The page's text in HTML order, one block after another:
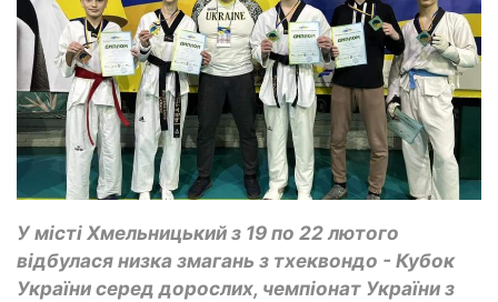
У місті Хмельницький з 19 по 22 лютого
відбулася низка змагань з тхеквондо - Кубок
України серед дорослих, чемпіонат України з